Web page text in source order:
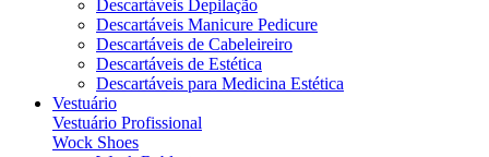
Descartáveis Depilação
Descartáveis Manicure Pedicure
Descartáveis de Cabeleireiro
Descartáveis de Estética
Descartáveis para Medicina Estética
Vestuário
Vestuário Profissional
Wock Shoes